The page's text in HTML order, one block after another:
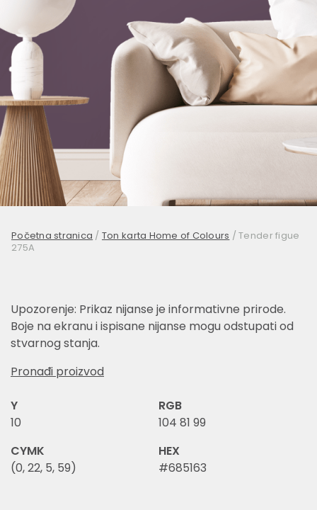
Početna stranica / Ton karta Home of Colours /Tender figue
275A
Upozorenje: Prikaz nijanse je informativne prirode.
Boje na ekranu i ispisane nijanse mogu odstupati od
stvarnog stanja.
Pronađi proizvod
Y
10
RGB
104 81 99
CYMK
(0, 22, 5, 59)
HEX
#685163